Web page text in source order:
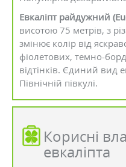
Евкаліпт райдужний
висотою 75 метрів, з
змінює колір від
фіолетових, темно-
відтінків. Єдиний вид
Північній півкулі.
Корисні
евкаліпта